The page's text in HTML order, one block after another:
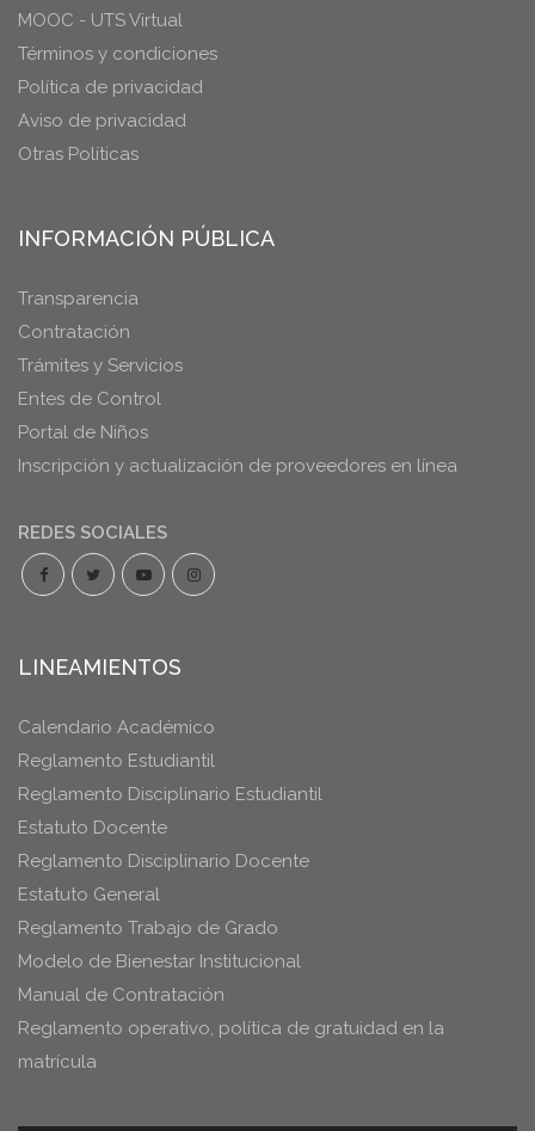
MOOC - UTS Virtual
Términos y condiciones
Política de privacidad
Aviso de privacidad
Otras Políticas
INFORMACIÓN PÚBLICA
Transparencia
Contratación
Trámites y Servicios
Entes de Control
Portal de Niños
Inscripción y actualización de proveedores en línea
REDES SOCIALES
LINEAMIENTOS
Calendario Académico
Reglamento Estudiantil
Reglamento Disciplinario Estudiantil
Estatuto Docente
Reglamento Disciplinario Docente
Estatuto General
Reglamento Trabajo de Grado
Modelo de Bienestar Institucional
Manual de Contratación
Reglamento operativo, política de gratuidad en la
matrícula